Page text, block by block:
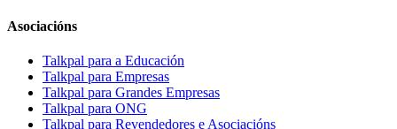
Asociacións
Talkpal para a Educación
Talkpal para Empresas
Talkpal para Grandes Empresas
Talkpal para ONG
Talkpal para Revendedores e Asociacións